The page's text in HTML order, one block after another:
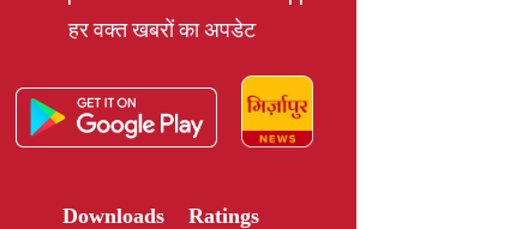
हर वक्त खबरों का अपडेट
Downloads
Ratings